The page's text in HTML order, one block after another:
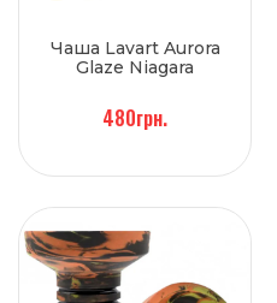
Чаша Lavart Aurora
Glaze Niagara
480грн.